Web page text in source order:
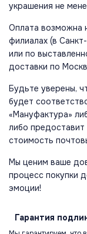
украшения не
Оплата возможна
филиалах (в
или по
доставки по
Будьте уверены,
будет
«Мануфактура»
либо
стоимость
Мы ценим ваше
процесс покупки
эмоции!
Гарантия